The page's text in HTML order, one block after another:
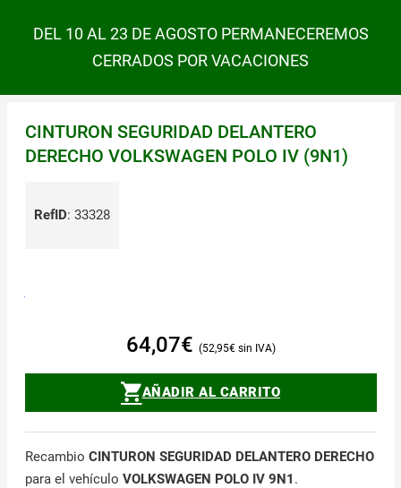
DEL 10 AL 23 DE AGOSTO PERMANECEREMOS
CERRADOS POR VACACIONES
CINTURON SEGURIDAD DELANTERO
DERECHO VOLKSWAGEN POLO IV (9N1)
RefID: 33328
64,07€ 52,95€
AÑADIR AL CARRITO
Recambio CINTURON SEGURIDAD DELANTERO DERECHO
para el vehículo VOLKSWAGEN POLO IV 9N1 .